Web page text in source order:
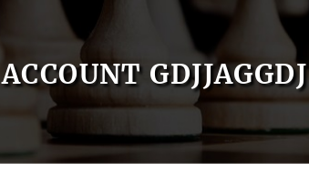
ACCOUNT GDJJAGGDJ